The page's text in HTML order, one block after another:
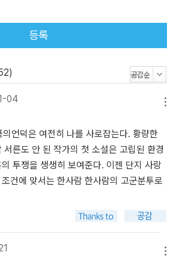
등록
04
언덕은 여전히 나를 사로잡는다. 황량한
른도 안 된 작가의 첫 소설은 고립된 환경
투쟁을 생생히 보여준다. 이젠 단지 사랑
건에 맞서는 한사람 한사람의 고군분투로